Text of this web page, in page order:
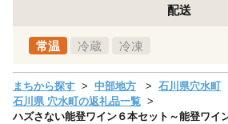
配送
常温 冷蔵 冷凍
まちから探す 中部地方
石川県穴水町
石川県 穴水町の返礼品一覧
ハズさない能登ワイン６本セット～能登ワイ